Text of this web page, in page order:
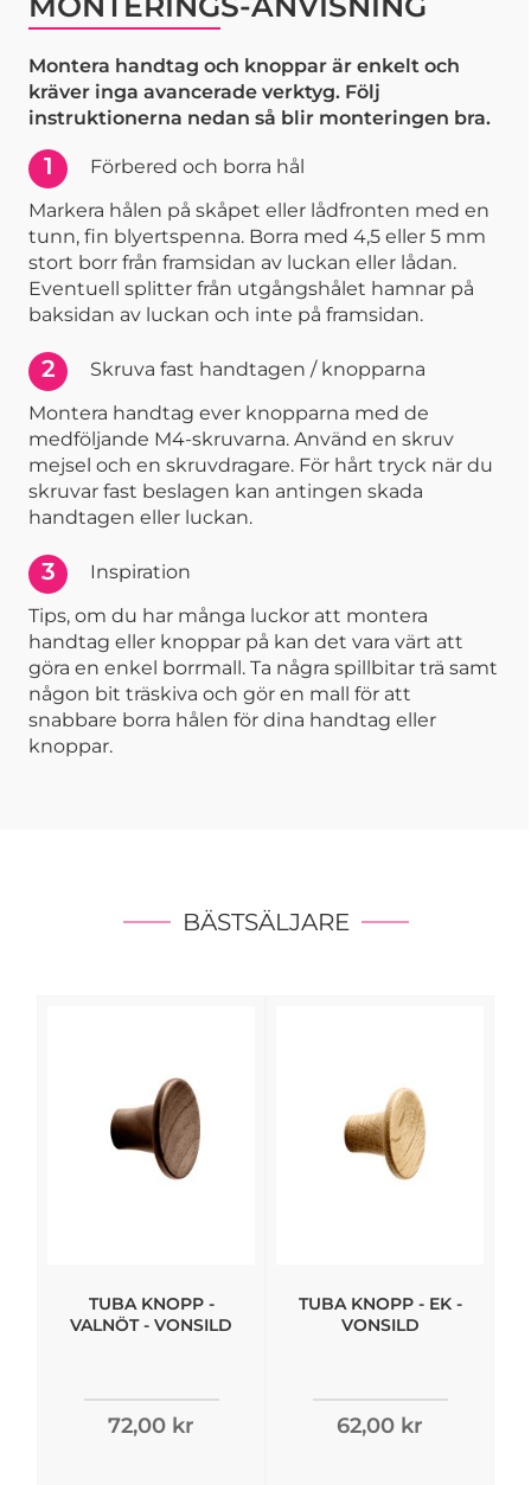
Montera handtag och knoppar är enkelt och
kräver inga avancerade verktyg. Följ
instruktionerna nedan så blir monteringen bra.
1
Förbered och borra hål
Markera hålen på skåpet eller lådfronten med en
tunn, fin blyertspenna. Borra med 4,5 eller 5 mm
stort borr från framsidan av luckan eller lådan.
Eventuell splitter från utgångshålet hamnar på
baksidan av luckan och inte på framsidan.
2
Skruva fast handtagen / knopparna
Montera handtag ever knopparna med de
medföljande M4-skruvarna. Använd en skruv
mejsel och en skruvdragare. För hårt tryck när du
skruvar fast beslagen kan antingen skada
handtagen eller luckan.
3
Inspiration
Tips, om du har många luckor att montera
handtag eller knoppar på kan det vara värt att
göra en enkel borrmall. Ta några spillbitar trä samt
någon bit träskiva och gör en mall för att
snabbare borra hålen för dina handtag eller
knoppar.
BÄSTSÄLJARE
TUBA KNOPP -
VALNÖT - VONSILD
72,00 kr
TUBA KNOPP - EK -
VONSILD
62,00 kr